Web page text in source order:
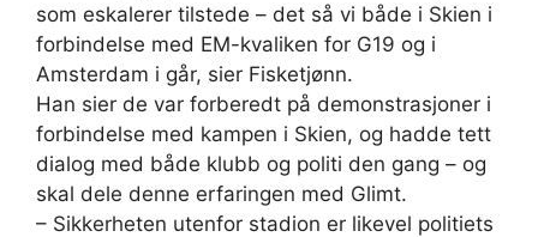
som eskalerer tilstede – det så vi både i Skien i
forbindelse med EM-kvaliken for G19 og i
Amsterdam i går, sier Fisketjønn.
Han sier de var forberedt på demonstrasjoner i
forbindelse med kampen i Skien, og hadde tett
dialog med både klubb og politi den gang – og
skal dele denne erfaringen med Glimt.
– Sikkerheten utenfor stadion er likevel politiets